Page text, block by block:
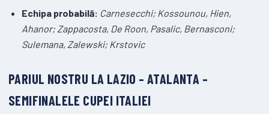
Echipa probabilă: Carnesecchi; Kossounou, Hien,
Ahanor; Zappacosta, De Roon, Pasalic, Bernasconi;
Sulemana, Zalewski; Krstovic
PARIUL NOSTRU LA LAZIO – ATALANTA –
SEMIFINALELE CUPEI ITALIEI